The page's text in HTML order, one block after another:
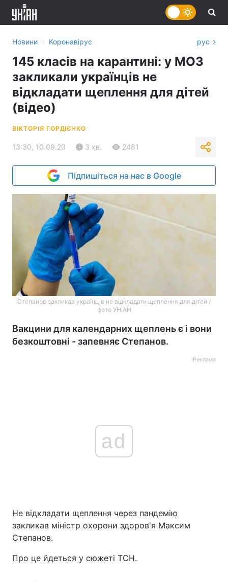
Україна Політика
Новини › Коронавірус рус
145 класів на карантині: у МОЗ
закликали українців не
відкладати щеплення для дітей
(відео)
ВІКТОРІЯ ГОРДІЄНКО
13:30, 10.09.20 3 хв. 2481
Підпишіться на нас в Google
Степанов закликав українців не відкладати щеплення для дітей /
фото УНІАН
Вакцини для календарних щеплень є і вони
безкоштовні - запевняє Степанов.
Реклама
ad
Не відкладати щеплення через пандемію
закликав міністр охорони здоров'я Максим
Степанов.
Про це йдеться у сюжеті ТСН.